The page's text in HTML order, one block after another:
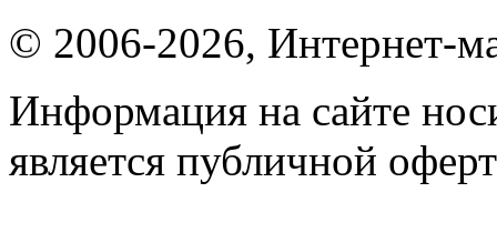
© 2006-2026, Интернет-
Информация на сайте
является публичной